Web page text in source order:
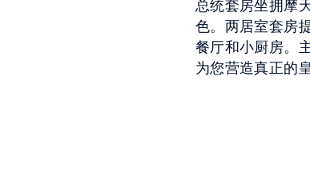
总统套房坐拥摩
色。两居室套房
餐厅和小厨房。
为您营造真正的